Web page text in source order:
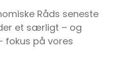
Råds seneste
et særligt – og
fokus på vores